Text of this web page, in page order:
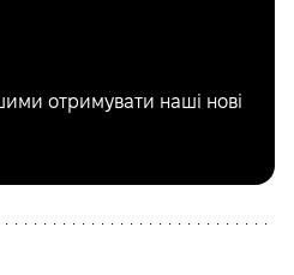
отримувати наші нові